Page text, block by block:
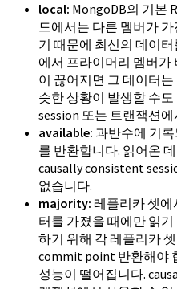
local: MongoDB의 기본
드에서는 다른 멤버가
기 때문에 최신의 데이
에서 프라이머리 멤버가
이 끊어지면 그 데이터
슷한 상황이 발생할 수
session 또는 트랜잭션
available: 과반수에 기
를 반환합니다. 읽어온
causally consistent
없습니다.
majority: 레플리카 셋에
터를 가졌을 때에만 읽
하기 위해 각 레플리카
commit point 반환해야
성능이 떨어집니다.